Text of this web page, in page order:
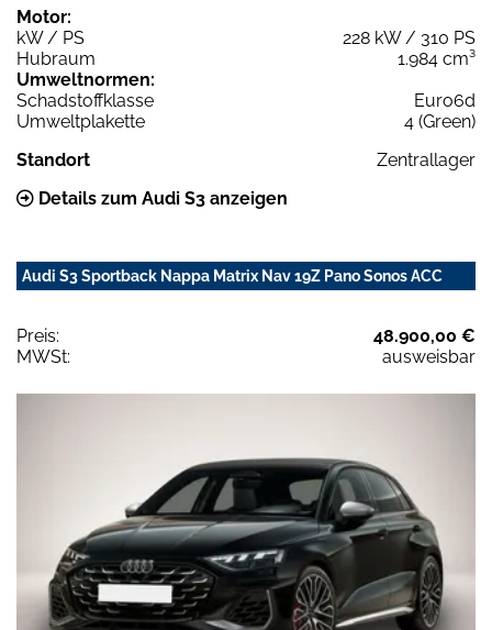
Motor:
kW / PS
228 kW / 310 PS
Hubraum
1.984 cm³
Umweltnormen:
Schadstoffklasse
Euro6d
Umweltplakette
4 (Green)
Standort
Zentrallager
Details zum Audi S3 anzeigen
Audi S3 Sportback Nappa Matrix Nav 19Z Pano Sonos ACC
Preis:
48.900,00 €
MWSt:
ausweisbar